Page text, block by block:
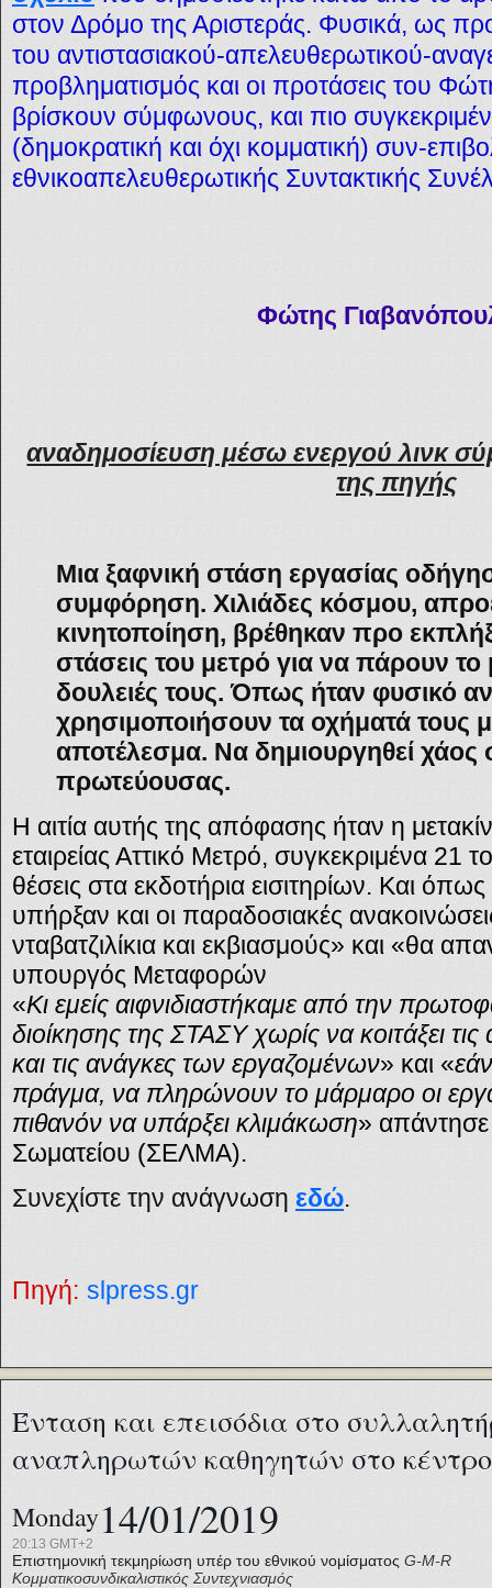
στον Δρόμο της Αριστεράς. Φυσικά, ως
του αντιστασιακού-απελευθερωτικού-
προβληματισμός και οι προτάσεις του
βρίσκουν σύμφωνους, και πιο
(δημοκρατική και όχι κομματική) συν-
εθνικοαπελευθερωτικής Συντακτικής
Φώτης
αναδημοσίευση μέσω ενεργού λινκ
της πηγής
Μια ξαφνική στάση εργασίας
συμφόρηση. Χιλιάδες κόσμου,
κινητοποίηση, βρέθηκαν προ
στάσεις του μετρό για να πάρουν το
δουλειές τους. Όπως ήταν φυσικό
χρησιμοποιήσουν τα οχήματά τους
αποτέλεσμα. Να δημιουργηθεί χάος
πρωτεύουσας.
Η αιτία αυτής της απόφασης ήταν η
εταιρείας Αττικό Μετρό, συγκεκριμένα 21
θέσεις στα εκδοτήρια εισιτηρίων. Και
υπήρξαν και οι παραδοσιακές
νταβατζιλίκια και εκβιασμούς» και «θα
υπουργός Μεταφορών
«Κι εμείς αιφνιδιαστήκαμε από την
διοίκησης της ΣΤΑΣΥ χωρίς να κοιτάξει τις
και τις ανάγκες των εργαζομένων» και «
πράγμα, να πληρώνουν το μάρμαρο οι
πιθανόν να υπάρξει κλιμάκωση»
Σωματείου (ΣΕΛΜΑ).
Συνεχίστε την ανάγνωση εδώ.
Πηγή: slpress.gr
Ένταση και επεισόδια στο
αναπληρωτών καθηγητών στο
Monday14/01/2019
20:13 GMT+2
Επιστημονική τεκμηρίωση υπέρ του εθνικού νομίσματος G-M-R
Κομματικοσυνδικαλιστικός Συντεχνιασμός